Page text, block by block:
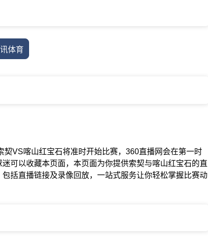
体育
VS喀山红宝石将准时开始比赛，360直播网会在第一时
可以收藏本页面，本页面为你提供索契与喀山红宝石的直
括直播链接及录像回放，一站式服务让你轻松掌握比赛动